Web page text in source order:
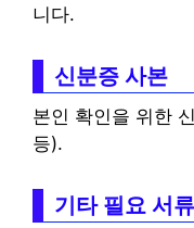
니다.
신분증 사본
본인 확인을 위한
등).
기타 필요 서류